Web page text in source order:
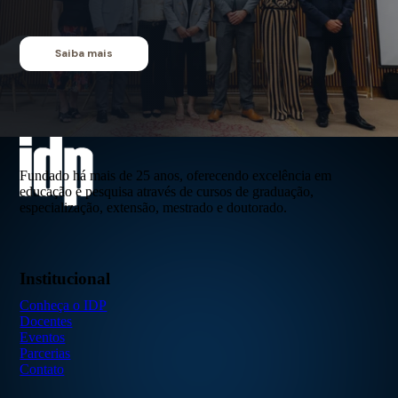
Saiba mais
Fundado há mais de 25 anos, oferecendo excelência em
educação e pesquisa através de cursos de graduação,
especialização, extensão, mestrado e doutorado.
Institucional
Conheça o IDP
Docentes
Eventos
Parcerias
Contato